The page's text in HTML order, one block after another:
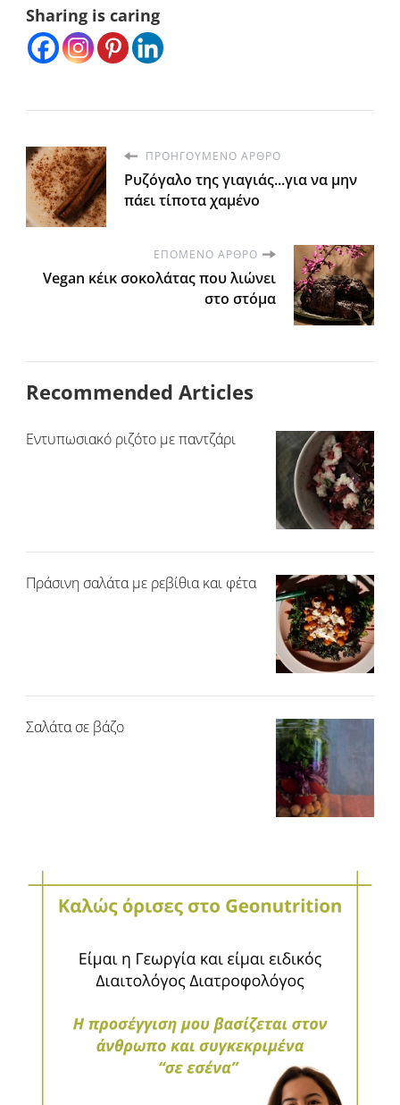
Sharing is caring
ΠΡΟΗΓΟΎΜΕΝΟ ΆΡΘΡΟ
Ρυζόγαλο της γιαγιάς...για να μην
πάει τίποτα χαμένο
ΕΠΌΜΕΝΟ ΆΡΘΡΟ
Vegan κέικ σοκολάτας που λιώνει
στο στόμα
Recommended Articles
Εντυπωσιακό ριζότο με παντζάρι
Πράσινη σαλάτα με ρεβίθια και φέτα
Σαλάτα σε βάζο